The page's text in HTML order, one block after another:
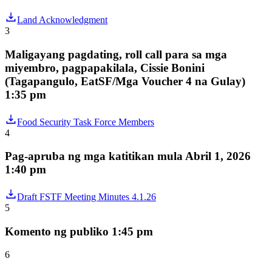
Land Acknowledgment
3
Maligayang pagdating, roll call para sa mga
miyembro, pagpapakilala, Cissie Bonini
(Tagapangulo, EatSF/Mga Voucher 4 na Gulay)
1:35 pm
Food Security Task Force Members
4
Pag-apruba ng mga katitikan mula Abril 1, 2026
1:40 pm
Draft FSTF Meeting Minutes 4.1.26
5
Komento ng publiko 1:45 pm
6